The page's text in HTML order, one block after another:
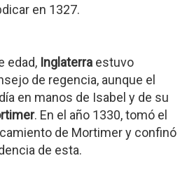
en 1327.
edad, Inglaterra estuvo
de regencia, aunque el
en manos de Isabel y de su
. En el año 1330, tomó el
de Mortimer y confinó
de esta.